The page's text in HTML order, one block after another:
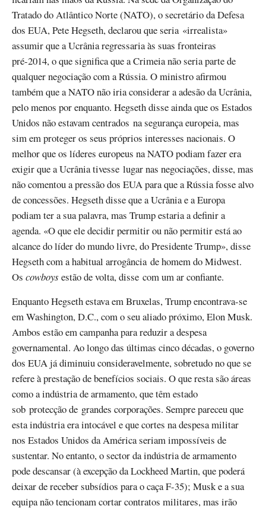
Tratado do Atlântico Norte (NATO), o secretário da Defesa
dos EUA, Pete Hegseth, declarou que seria «irrealista»
assumir que a Ucrânia regressaria às suas fronteiras
pré-2014, o que significa que a Crimeia não seria parte de
qualquer negociação com a Rússia. O ministro afirmou
também que a NATO não iria considerar a adesão da Ucrânia,
pelo menos por enquanto. Hegseth disse ainda que os Estados
Unidos não estavam centrados na segurança europeia, mas
sim em proteger os seus próprios interesses nacionais. O
melhor que os líderes europeus na NATO podiam fazer era
exigir que a Ucrânia tivesse lugar nas negociações, disse, mas
não comentou a pressão dos EUA para que a Rússia fosse alvo
de concessões. Hegseth disse que a Ucrânia e a Europa
podiam ter a sua palavra, mas Trump estaria a definir a
agenda. «O que ele decidir permitir ou não permitir está ao
alcance do líder do mundo livre, do Presidente Trump», disse
Hegseth com a habitual arrogância de homem do Midwest.
Os cowboys estão de volta, disse com um ar confiante.
Enquanto Hegseth estava em Bruxelas, Trump encontrava-se
em Washington, D.C., com o seu aliado próximo, Elon Musk.
Ambos estão em campanha para reduzir a despesa
governamental. Ao longo das últimas cinco décadas, o governo
dos EUA já diminuiu consideravelmente, sobretudo no que se
refere à prestação de benefícios sociais. O que resta são áreas
como a indústria de armamento, que têm estado
sob protecção de grandes corporações. Sempre pareceu que
esta indústria era intocável e que cortes na despesa militar
nos Estados Unidos da América seriam impossíveis de
sustentar. No entanto, o sector da indústria de armamento
pode descansar (à excepção da Lockheed Martin, que poderá
deixar de receber subsídios para o caça F-35); Musk e a sua
equipa não tencionam cortar contratos militares, mas irão